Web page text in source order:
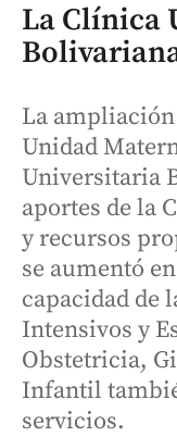
La Clínica
La
Unidad
Universitaria
aportes de la
y recursos
se aumentó
capacidad de
Intensivos y
Obstetricia,
Infantil
servicios.